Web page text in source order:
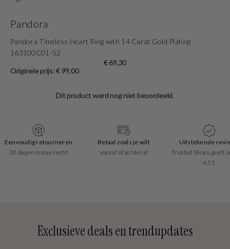
Pandora
Pandora Timeless Heart Ring with 14 Carat Gold Plating
163100C01-52
€ 69,30
Originele prijs: € 99,00
Eenvoudig retourneren
30 dagen retourrecht
Betaal zoals je wilt
vooraf of achteraf
Uitstekende
Trusted Shops geeft
4.53
Exclusieve deals en trendupdates